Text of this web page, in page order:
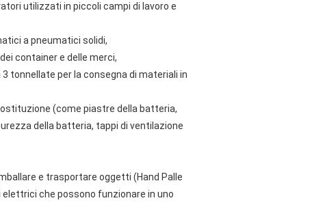
utilizzati in piccoli campi di lavoro e
a pneumatici solidi,
container e delle merci,
tonnellate per la consegna di materiali in
(come piastre della batteria,
della batteria, tappi di ventilazione
e trasportare oggetti (Hand Palle
elettrici che possono funzionare in uno